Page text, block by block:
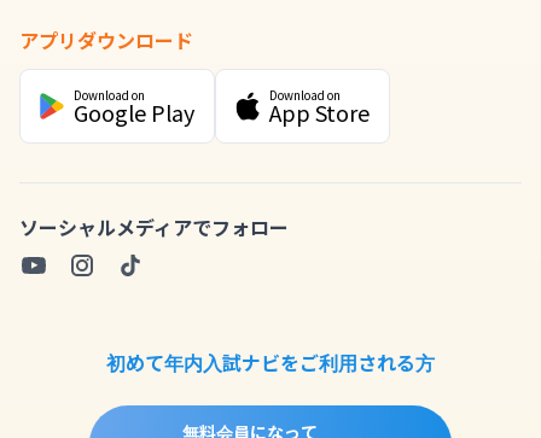
アプリダウンロード
Download on
Google Play
Download on
App Store
ソーシャルメディアでフォロー
初めて年内入試ナビをご利用される方
無料会員になって